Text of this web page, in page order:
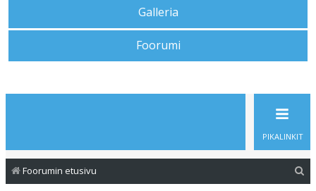
Galleria
Foorumi
PIKALINKIT
Foorumin etusivu